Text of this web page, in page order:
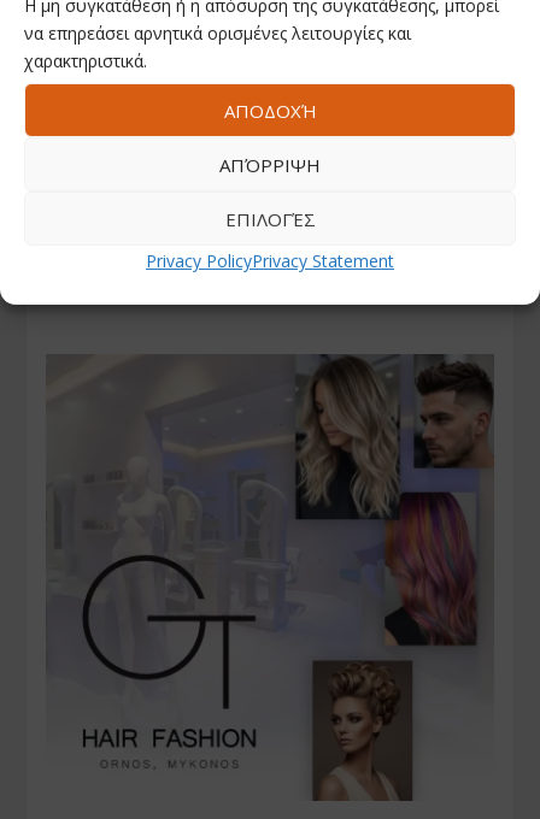
Η μη συγκατάθεση ή η απόσυρση της συγκατάθεσης, μπορεί
να επηρεάσει αρνητικά ορισμένες λειτουργίες και
χαρακτηριστικά.
ΑΠΟΔΟΧΉ
ΑΠΌΡΡΙΨΗ
ΕΠΙΛΟΓΈΣ
Privacy PolicyPrivacy Statement